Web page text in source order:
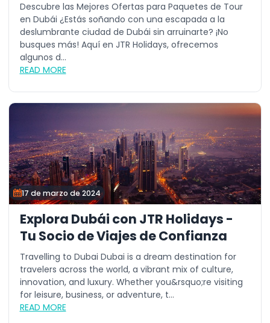
Descubre las Mejores Ofertas para Paquetes de Tour
en Dubái ¿Estás soñando con una escapada a la
deslumbrante ciudad de Dubái sin arruinarte? ¡No
busques más! Aquí en JTR Holidays, ofrecemos
algunos d...
READ MORE
17 de marzo de 2024
Explora Dubái con JTR Holidays -
Tu Socio de Viajes de Confianza
Travelling to Dubai Dubai is a dream destination for
travelers across the world, a vibrant mix of culture,
innovation, and luxury. Whether you&rsquo;re visiting
for leisure, business, or adventure, t...
READ MORE